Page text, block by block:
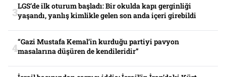
LGS’de ilk oturum başladı: Bir okulda kapı gerginliği
yaşandı, yanlış kimlikle gelen son anda içeri girebildi
“Gazi Mustafa Kemal’in kurduğu partiyi pavyon
masalarına düşüren de kendileridir”